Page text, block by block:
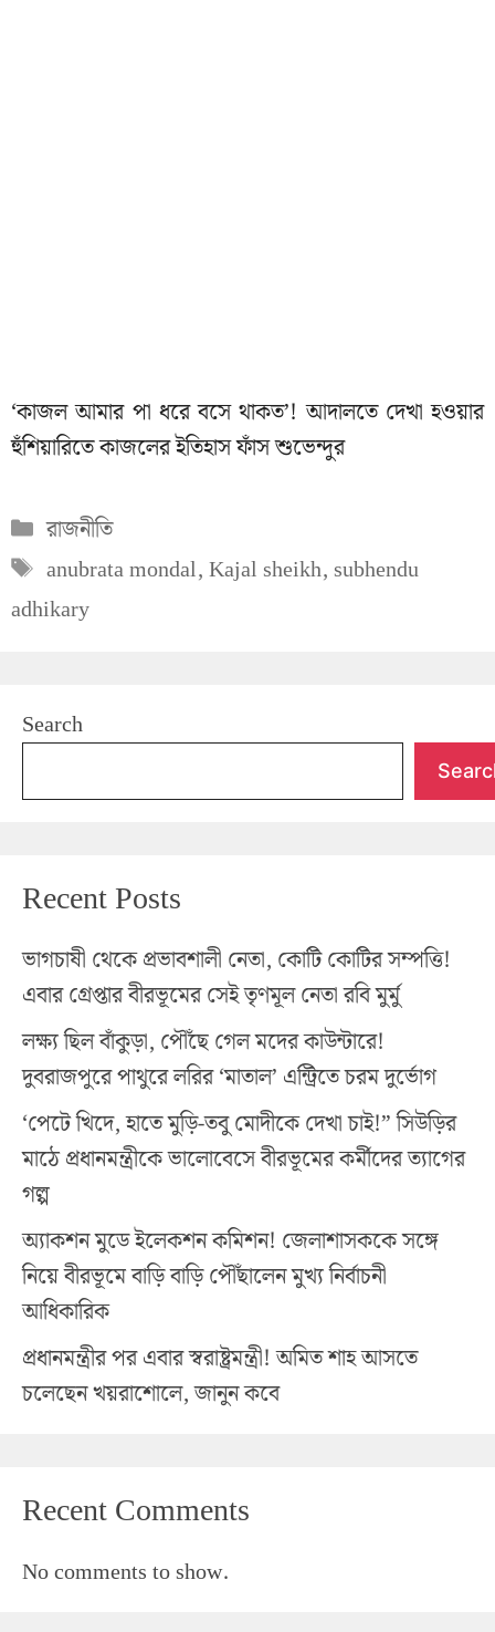
‘কাজল আমার পা ধরে বসে থাকত’! আদালতে দেখা হওয়ার
হুঁশিয়ারিতে কাজলের ইতিহাস ফাঁস শুভেন্দুর
Categories
রাজনীতি
Tags
anubrata mondal,Kajal sheikh,subhendu
adhikary
Search
Recent Posts
ভাগচাষী থেকে প্রভাবশালী নেতা, কোটি কোটির সম্পত্তি!
এবার গ্রেপ্তার বীরভূমের সেই তৃণমূল নেতা রবি মুর্মু
লক্ষ্য ছিল বাঁকুড়া, পৌঁছে গেল মদের কাউন্টারে!
দুবরাজপুরে পাথুরে লরির ‘মাতাল’ এন্ট্রিতে চরম দুর্ভোগ
‘পেটে খিদে, হাতে মুড়ি-তবু মোদীকে দেখা চাই!” সিউড়ির
মাঠে প্রধানমন্ত্রীকে ভালোবেসে বীরভূমের কর্মীদের ত্যাগের
গল্প
অ্যাকশন মুডে ইলেকশন কমিশন! জেলাশাসককে সঙ্গে
নিয়ে বীরভূমে বাড়ি বাড়ি পৌঁছালেন মুখ্য নির্বাচনী
আধিকারিক
প্রধানমন্ত্রীর পর এবার স্বরাষ্ট্রমন্ত্রী! অমিত শাহ আসতে
চলেছেন খয়রাশোলে, জানুন কবে
Recent Comments
No comments to show.